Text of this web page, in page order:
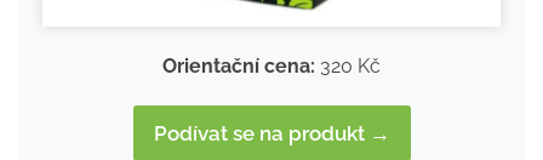
Orientační cena: 320 Kč
Podívat se na produkt →